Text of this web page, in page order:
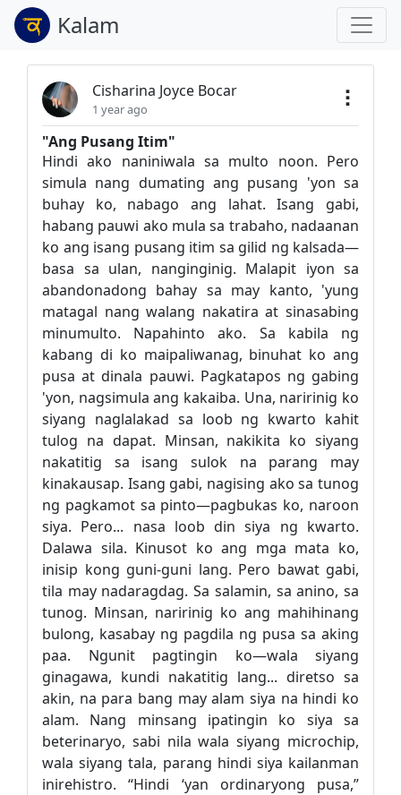
Kalam
Cisharina Joyce Bocar
1 year ago
"Ang Pusang Itim"
Hindi ako naniniwala sa multo noon. Pero
simula nang dumating ang pusang 'yon sa
buhay ko, nabago ang lahat. Isang gabi,
habang pauwi ako mula sa trabaho, nadaanan
ko ang isang pusang itim sa gilid ng kalsada—
basa sa ulan, nanginginig. Malapit iyon sa
abandonadong bahay sa may kanto, 'yung
matagal nang walang nakatira at sinasabing
minumulto. Napahinto ako. Sa kabila ng
kabang di ko maipaliwanag, binuhat ko ang
pusa at dinala pauwi. Pagkatapos ng gabing
'yon, nagsimula ang kakaiba. Una, naririnig ko
siyang naglalakad sa loob ng kwarto kahit
tulog na dapat. Minsan, nakikita ko siyang
nakatitig sa isang sulok na parang may
kinakausap. Isang gabi, nagising ako sa tunog
ng pagkamot sa pinto—pagbukas ko, naroon
siya. Pero... nasa loob din siya ng kwarto.
Dalawa sila. Kinusot ko ang mga mata ko,
inisip kong guni-guni lang. Pero bawat gabi,
tila may nadaragdag. Sa salamin, sa anino, sa
tunog. Minsan, naririnig ko ang mahihinang
bulong, kasabay ng pagdila ng pusa sa aking
paa. Ngunit pagtingin ko—wala siyang
ginagawa, kundi nakatitig lang... diretso sa
akin, na para bang may alam siya na hindi ko
alam. Nang minsang ipatingin ko siya sa
beterinaryo, sabi nila wala siyang microchip,
wala siyang tala, parang hindi siya kailanman
inirehistro. “Hindi ‘yan ordinaryong pusa,”